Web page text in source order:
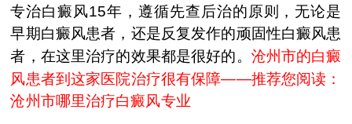
专治白癜风15年，遵循先查后治的原则，无论是
早期白癜风患者，还是反复发作的顽固性白癜风患
者，在这里治疗的效果都是很好的。 沧州市的白癜
风患者到这家医院治疗很有保障——推荐您阅读：
沧州市哪里治疗白癜风专业